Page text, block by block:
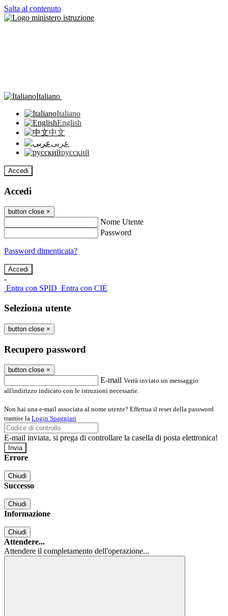
Salta al contenuto
Italiano
Italiano
English
中文
عربى
русский
Accedi
Accedi
button close ×
Nome Utente
Password
Password dimenticata?
-
Entra con SPID Entra con CIE
Seleziona utente
button close ×
Recupero password
button close ×
E-mail Verrà inviato un messaggio
all'indirizzo indicato con le istruzioni necessarie.
Non hai una e-mail associata al nome utente? Effettua il reset della password
tramite la Login Spaggiari
E-mail inviata, si prega di controllare la casella di posta elettronica!
Errore
Chiudi
Successo
Chiudi
Informazione
Chiudi
Attendere...
Attendere il completamento dell'operazione...